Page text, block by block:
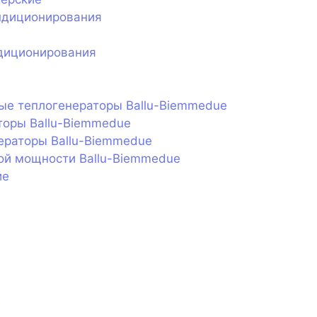
теплогенераторы Ballu-Biemmedue
Ballu-Biemmedue
Ballu-Biemmedue
мощности Ballu-Biemmedue